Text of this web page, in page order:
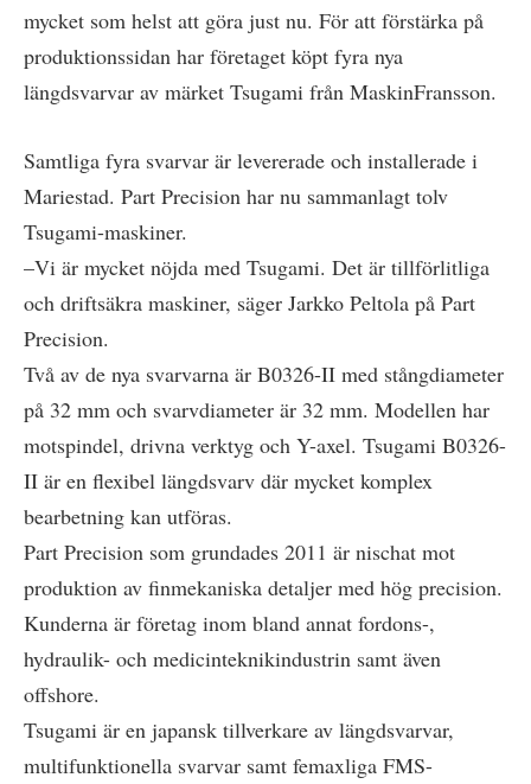
mycket som helst att göra just nu. För att förstärka på
produktionssidan har företaget köpt fyra nya
längdsvarvar av märket Tsugami från MaskinFransson.
Samtliga fyra svarvar är levererade och installerade i
Mariestad. Part Precision har nu sammanlagt tolv
Tsugami-maskiner.
–Vi är mycket nöjda med Tsugami. Det är tillförlitliga
och driftsäkra maskiner, säger Jarkko Peltola på Part
Precision.
Två av de nya svarvarna är B0326-II med stångdiameter
på 32 mm och svarvdiameter är 32 mm. Modellen har
motspindel, drivna verktyg och Y-axel. Tsugami B0326-
II är en flexibel längdsvarv där mycket komplex
bearbetning kan utföras.
Part Precision som grundades 2011 är nischat mot
produktion av finmekaniska detaljer med hög precision.
Kunderna är företag inom bland annat fordons-,
hydraulik- och medicinteknikindustrin samt även
offshore.
Tsugami är en japansk tillverkare av längdsvarvar,
multifunktionella svarvar samt femaxliga FMS-